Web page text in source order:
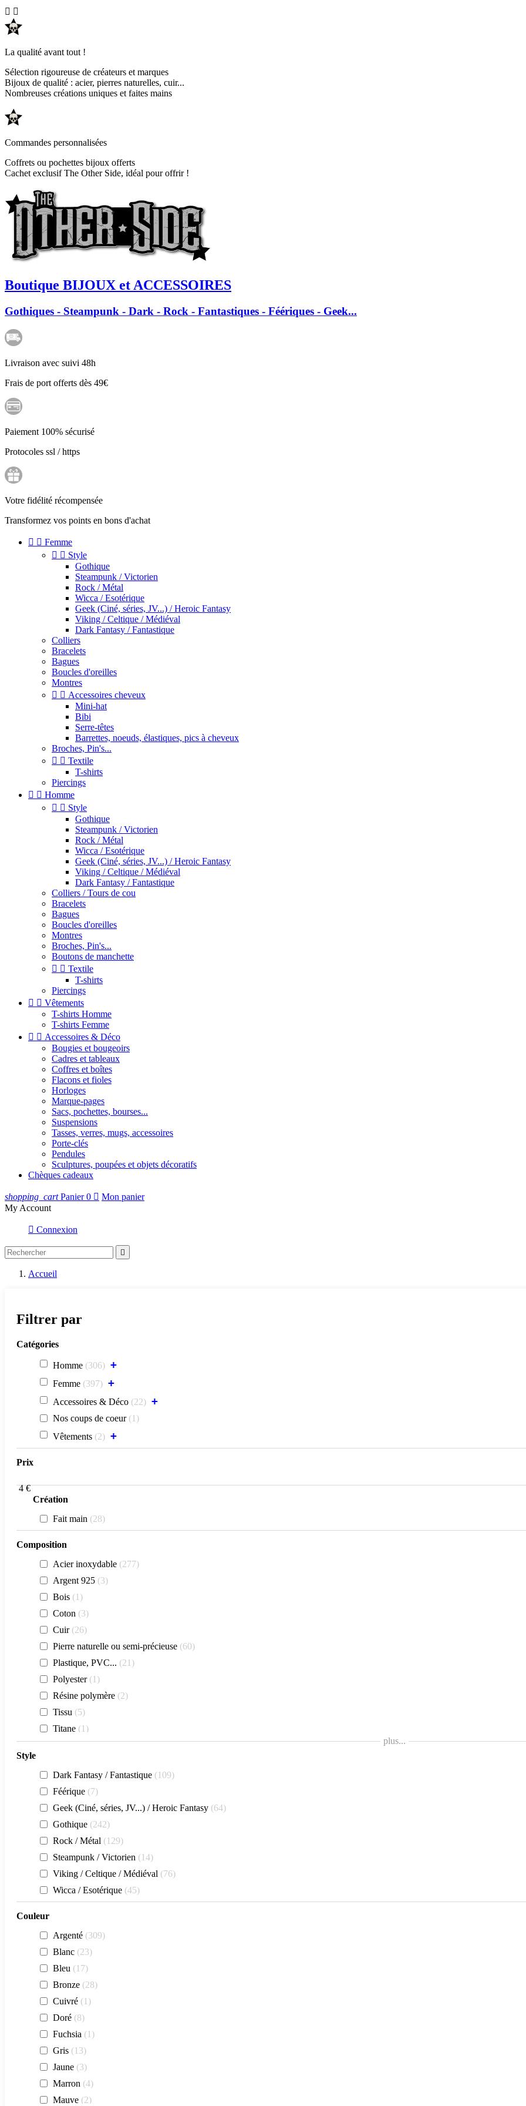
 
La qualité avant tout !
Sélection rigoureuse de créateurs et marques
Bijoux de qualité : acier, pierres naturelles, cuir...
Nombreuses créations uniques et faites mains
Commandes personnalisées
Coffrets ou pochettes bijoux offerts
Cachet exclusif The Other Side, idéal pour offrir !
Boutique BIJOUX et ACCESSOIRES
Gothiques - Steampunk - Dark - Rock - Fantastiques - Féériques - Geek...
Livraison avec suivi 48h
Frais de port offerts dès 49€
Paiement 100% sécurisé
Protocoles ssl / https
Votre fidélité récompensée
Transformez vos points en bons d'achat
  Femme
  Style
Gothique
Steampunk / Victorien
Rock / Métal
Wicca / Esotérique
Geek (Ciné, séries, JV...) / Heroic Fantasy
Viking / Celtique / Médiéval
Dark Fantasy / Fantastique
Colliers
Bracelets
Bagues
Boucles d'oreilles
Montres
  Accessoires cheveux
Mini-hat
Bibi
Serre-têtes
Barrettes, noeuds, élastiques, pics à cheveux
Broches, Pin's...
  Textile
T-shirts
Piercings
  Homme
  Style
Gothique
Steampunk / Victorien
Rock / Métal
Wicca / Esotérique
Geek (Ciné, séries, JV...) / Heroic Fantasy
Viking / Celtique / Médiéval
Dark Fantasy / Fantastique
Colliers / Tours de cou
Bracelets
Bagues
Boucles d'oreilles
Montres
Broches, Pin's...
Boutons de manchette
  Textile
T-shirts
Piercings
  Vêtements
T-shirts Homme
T-shirts Femme
  Accessoires & Déco
Bougies et bougeoirs
Cadres et tableaux
Coffres et boîtes
Flacons et fioles
Horloges
Marque-pages
Sacs, pochettes, bourses...
Suspensions
Tasses, verres, mugs, accessoires
Porte-clés
Pendules
Sculptures, poupées et objets décoratifs
Chèques cadeaux
shopping_cart Panier 0  Mon panier
My Account
 Connexion

Accueil
Filtrer par
Catégories
Homme 306 +
Femme 397 +
Accessoires & Déco 22 +
Nos coups de coeur
1
Vêtements 2 +
Prix
4 €
Création
Fait main 28
Composition
Acier inoxydable 277
Argent 925 3
Bois
1
Coton 3
Cuir 26
Pierre naturelle ou semi-précieuse 60
Plastique, PVC...
21
Polyester
1
Résine polymère 2
Tissu 5
Titane
1
Verre 35
plus...
Style
Dark Fantasy / Fantastique
109
Féérique 7
Geek (Ciné, séries, JV...) / Heroic Fantasy 64
Gothique 242
Rock / Métal
129
Steampunk / Victorien
14
Viking / Celtique / Médiéval 76
Wicca / Esotérique 45
Couleur
Argenté 309
Blanc 23
Bleu
17
Bronze 28
Cuivré
1
Doré 8
Fuchsia
1
Gris
13
Jaune 3
Marron 4
Mauve 2